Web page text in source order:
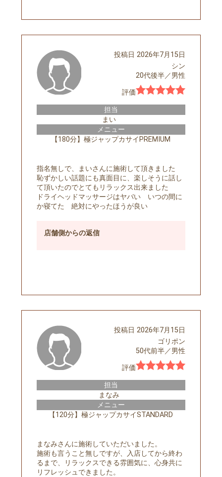
シン
20代後半／男性
投稿日2026年7月15日
評価
担当
まい
メニュー
【180分】極ジャップカサイPREMIUM
指名無しで、まいさんに施術して頂きました
恥ずかしい話題にも真面目に、楽しそうに話し
て頂いたのでとてもリラックス出来ました
ドライヘッドマッサージはヤバい いつの間に
か寝てた 絶対にやったほうが良い
店舗側からの返信
ゴリポン
50代前半／男性
投稿日2026年7月15日
評価
担当
まなみ
メニュー
【120分】極ジャップカサイSTANDARD
まなみさんに施術していただいました。
施術も言うこと無しですが、入店してから終わ
るまで、リラックスできる雰囲気に、心身共に
リフレッシュできました。